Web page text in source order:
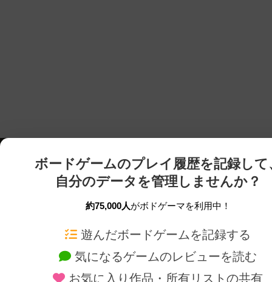
ボードゲームのプレイ履歴を記録して
自分のデータを管理しませんか？
約75,000人がボドゲーマを利用中！
遊んだボードゲームを記録する
気になるゲームのレビューを読む
お気に入り作品・所有リストの共有
ボードゲームを検索する 新作・再入荷情報